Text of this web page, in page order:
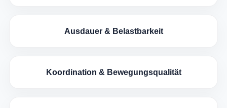
Ausdauer & Belastbarkeit
Koordination & Bewegungsqualität